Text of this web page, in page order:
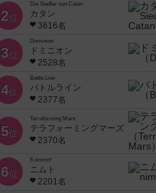
2位
Die Siedler von Catan
カタン
3616名
3位
Dominion
ドミニオン
2528名
4位
Battle Line
バトルライン
2377名
5位
Terraforming Mars
テラフォーミングマーズ
2370名
6位
6 nimmt!
ニムト
2201名